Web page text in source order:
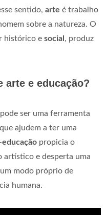
sentido, arte é trabalho
sobre a natureza. O
histórico e social , produz
arte e educação?
ser uma ferramenta
ajudem a ter uma
-educação propicia o
artístico e desperta uma
modo próprio de
humana.